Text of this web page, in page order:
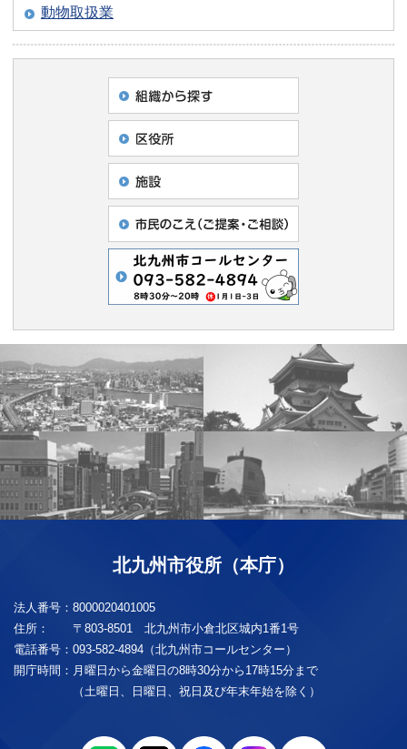
動物取扱業
北九州市役所（本庁）
法人番号： 8000020401005
住所：
〒803-8501 北九州市小倉北区城内1番1号
電話番号： 093-582-4894（北九州市コールセンター）
開庁時間： 月曜日から金曜日の8時30分から17時15分まで
（土曜日、日曜日、祝日及び年末年始を除く）